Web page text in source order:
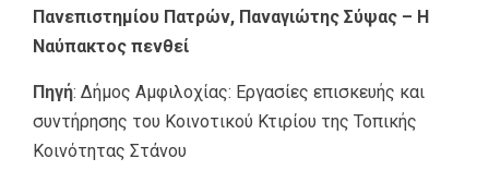
Πανεπιστημίου Πατρών, Παναγιώτης Σύψας – Η
Ναύπακτος πενθεί
Πηγή: Δήμος Αμφιλοχίας: Εργασίες επισκευής και
συντήρησης του Κοινοτικού Κτιρίου της Τοπικής
Κοινότητας Στάνου